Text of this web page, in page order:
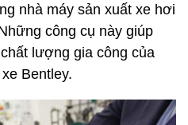
nhà máy sản xuất xe hơi
công cụ này giúp
lượng gia công của
Bentley.